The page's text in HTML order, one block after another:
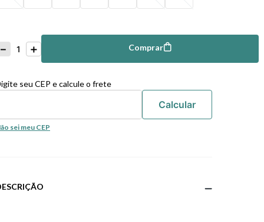
＋
－ Comprar
seu CEP e calcule o frete
sei meu CEP